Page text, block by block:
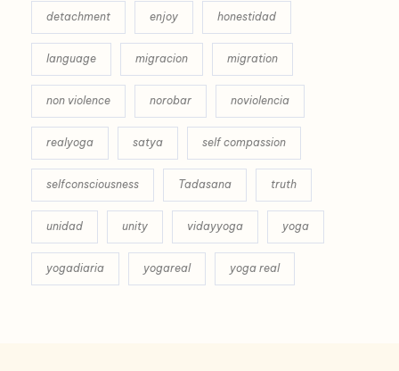
detachment enjoy honestidad
language migracion migration
non violence norobar noviolencia
realyoga satya self compassion
selfconsciousness Tadasana truth
unidad unity vidayyoga yoga
yogadiaria yogareal yoga real